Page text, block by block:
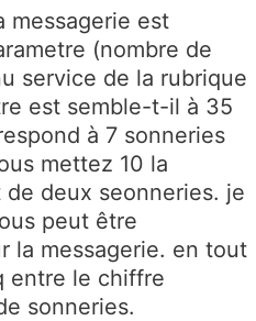
messagerie est
(nombre de
service de la rubrique
est semble-t-il à 35
à 7 sonneries
mettez 10 la
deux seonneries. je
peut être
la messagerie. en tout
entre le chiffre
sonneries.